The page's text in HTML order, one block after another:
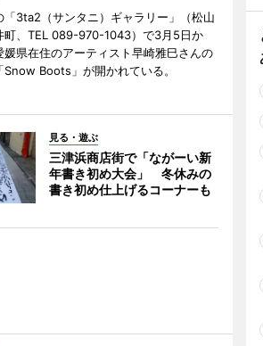
「3ta2（サンタニ）ギャラリー」（松山
町、TEL 089-970-1043）で3月5日か
媛県在住のアーティスト早崎雅巳さんの
Snow Boots」が開かれている。
見る・遊ぶ
三津浜商店街で「ながーい新
年書き初め大会」 冬休みの
書き初め仕上げるコーナーも